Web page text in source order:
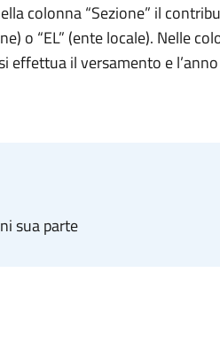
colonna “Sezione” il
o “EL” (ente locale). Nelle
effettua il versamento e
sua parte